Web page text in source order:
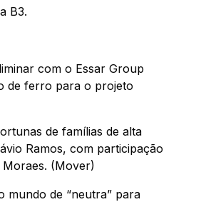
B3.
com o Essar Group
de ferro para o projeto
de famílias de alta
Ramos, com participação
Moraes. (Mover)
mundo de “neutra” para